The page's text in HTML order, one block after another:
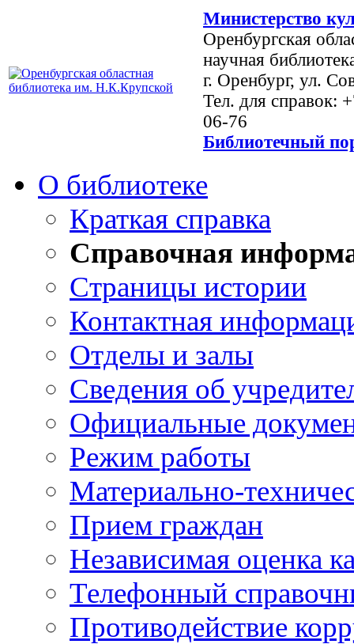
Министерство
Оренбургская
научная
г. Оренбург, ул.
Тел. для справок:
06-76
Библиотечный
О библиотеке
Краткая справка
Справочная
Страницы истории
Контактная
Отделы и залы
Сведения об
Официальные
Режим работы
Материально-
Прием граждан
Независимая оценка
Телефонный
Противодействие